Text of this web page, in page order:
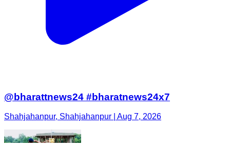
@bharattnews24 #bharatnews24x7
Shahjahanpur, Shahjahanpur | Aug 7, 2026